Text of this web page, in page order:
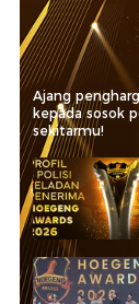
Ajang
kepada sosok
sekitarmu!